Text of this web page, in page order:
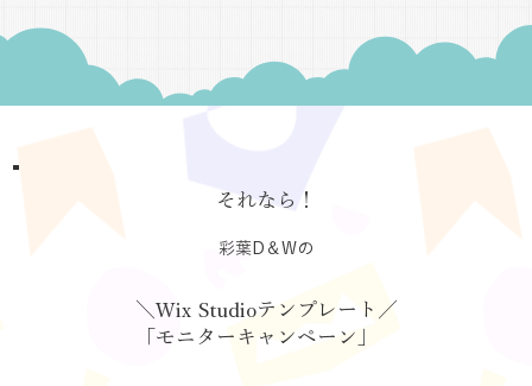
​それなら！
彩葉D＆Wの
＼Wix Studioテンプレート／
「モニターキャンペーン」